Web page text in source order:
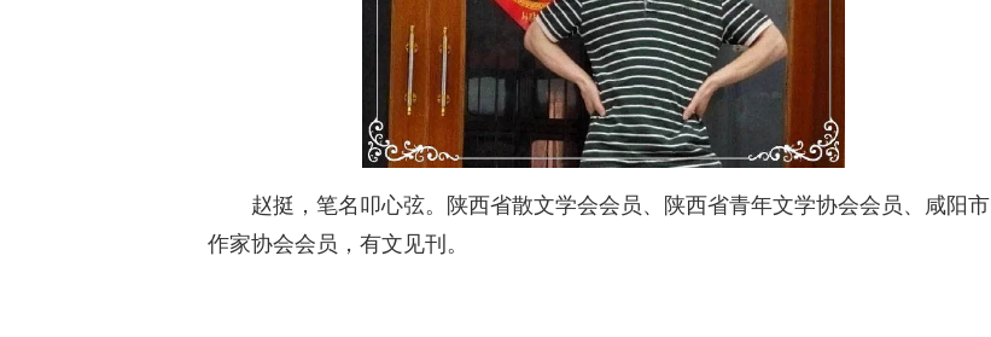
赵挺，笔名叩心弦。陕西省散文学会会员、陕西省青年文学协会会员、咸阳市
作家协会会员，有文见刊。